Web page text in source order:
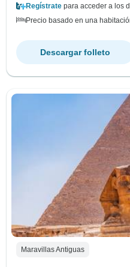
Regístrate para acceder a los
Precio basado en una
Descargar folleto
Maravillas Antiguas